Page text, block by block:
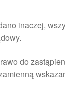
inaczej,
do